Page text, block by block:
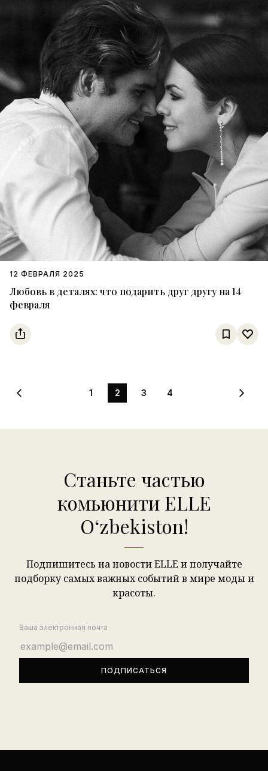
Любовь в деталях: что подарить друг другу на 14
февраля
12 ФЕВРАЛЯ 2025
1 2 3 4
Станьте частью
комьюнити ELLE
Oʻzbekiston!
Подпишитесь на новости ELLE и получайте
подборку самых важных событий в мире моды и
красоты.
Ваша электронная почта